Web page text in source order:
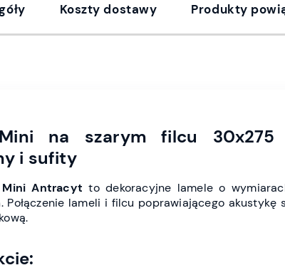
Koszty dostawy Produkty
na szarym filcu
i sufity
Mini Antracytto dekoracyjne lamele o
. Połączenie lameli i filcu poprawiającego akustykę